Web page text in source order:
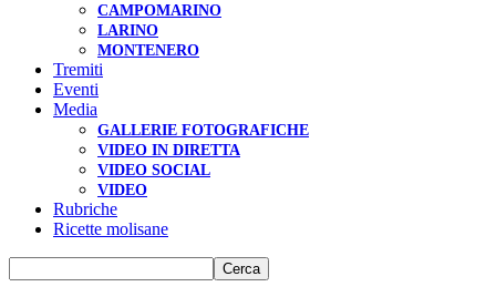
CAMPOMARINO
LARINO
MONTENERO
Tremiti
Eventi
Media
GALLERIE FOTOGRAFICHE
VIDEO IN DIRETTA
VIDEO SOCIAL
VIDEO
Rubriche
Ricette molisane